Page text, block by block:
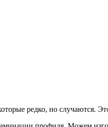
редко, но случаются.